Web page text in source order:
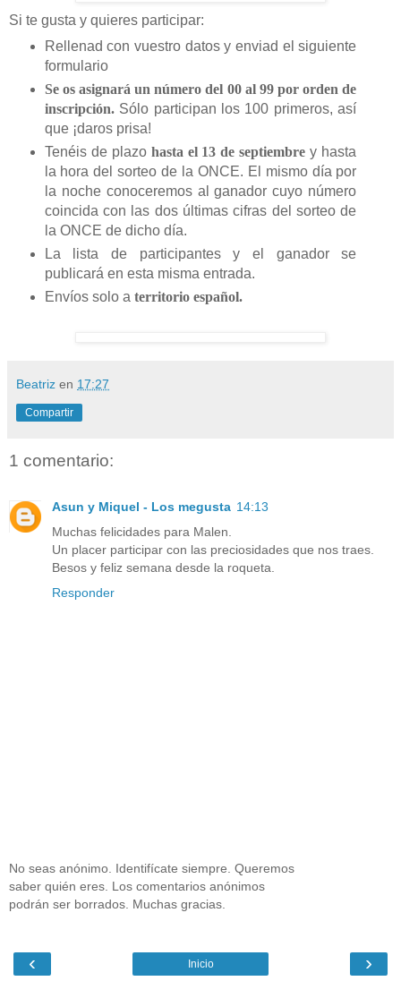
Si te gusta y quieres participar:
Rellenad con vuestro datos y enviad el siguiente
formulario
Se os asignará un número del 00 al 99 por orden de
inscripción.Sólo participan los 100 primeros, así
que ¡daros prisa!
Tenéis de plazo hasta el 13 de septiembrey hasta
la hora del sorteo de la ONCE. El mismo día por
la noche conoceremos al ganador cuyo número
coincida con las dos últimas cifras del sorteo de
la ONCE de dicho día.
La lista de participantes y el ganador se
publicará en esta misma entrada.
Envíos solo a territorio español.
Beatriz en 17:27
Compartir
1 comentario:
Asun y Miquel - Los megusta 14:13
Muchas felicidades para Malen.
Un placer participar con las preciosidades que nos traes.
Besos y feliz semana desde la roqueta.
Responder
No seas anónimo. Identifícate siempre. Queremos
saber quién eres. Los comentarios anónimos
podrán ser borrados. Muchas gracias.
‹ ›
Inicio